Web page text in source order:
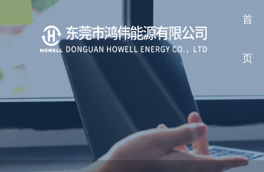
首
页